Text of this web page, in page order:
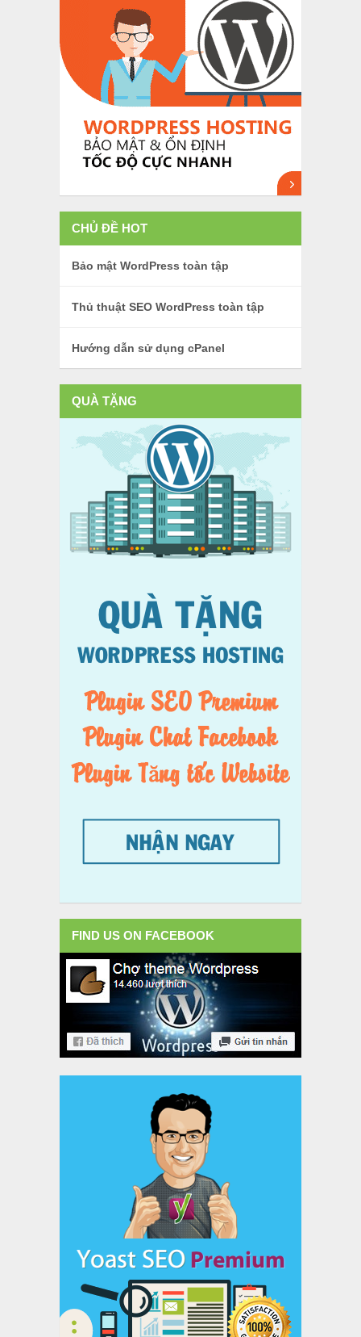
CHỦ ĐỀ HOT
Bảo mật WordPress toàn tập
Thủ thuật SEO WordPress toàn tập
Hướng dẫn sử dụng cPanel
QUÀ TẶNG
FIND US ON FACEBOOK